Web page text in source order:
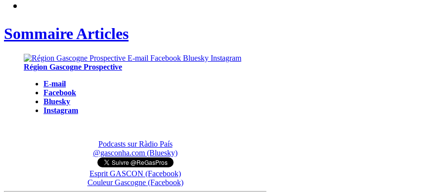
Sommaire Articles
Région Gascogne Prospective
E-mail
Facebook
Bluesky
Instagram
Podcasts sur Ràdio País
@gasconha.com (Bluesky)
Esprit GASCON (Facebook)
Couleur Gascogne (Facebook)